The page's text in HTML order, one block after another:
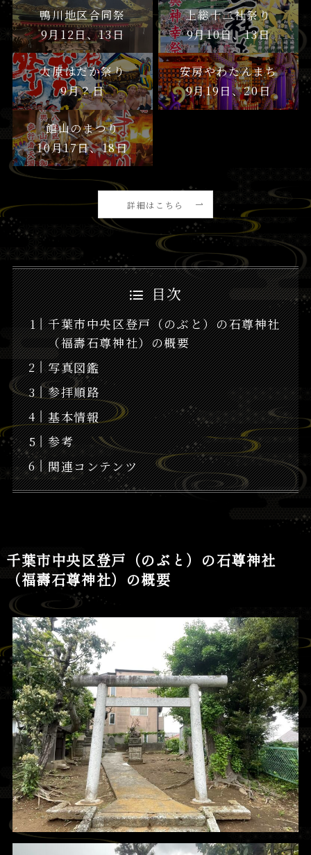
鴨川地区合同祭
9月12日、13日
上総十二社祭り
9月10日、13日
大原はだか祭り
9月？日
安房やわたんまち
9月19日、20日
館山のまつり
10月17日、18日
詳細はこちら
目次
千葉市中央区登戸（のぶと）の石尊神社
（福壽石尊神社）の概要
写真図鑑
参拝順路
基本情報
参考
関連コンテンツ
千葉市中央区登戸（のぶと）の石尊神社
（福壽石尊神社）の概要